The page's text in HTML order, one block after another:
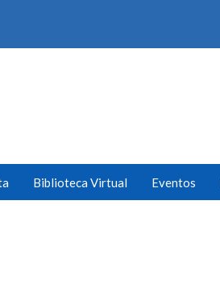
Biblioteca Virtual Eventos